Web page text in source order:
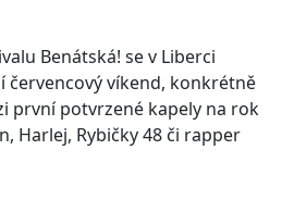
Benátská! se v Liberci
červencový víkend, konkrétně
první potvrzené kapely na rok
Harlej, Rybičky 48 či rapper